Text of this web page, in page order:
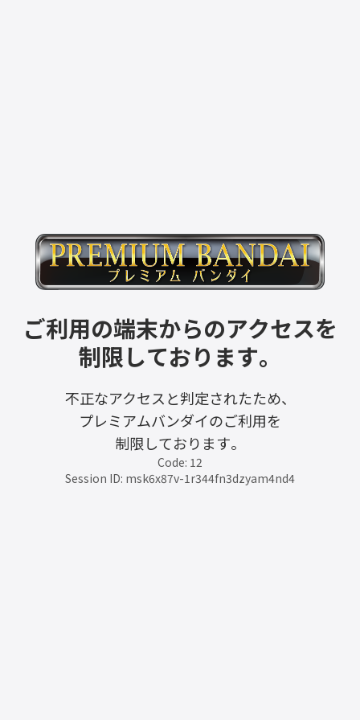
ご利用の端末からのアクセスを
制限しております。
不正なアクセスと判定されたため、
プレミアムバンダイのご利用を
制限しております。
Code: 12
Session ID: msk6x87v-1r344fn3dzyam4nd4